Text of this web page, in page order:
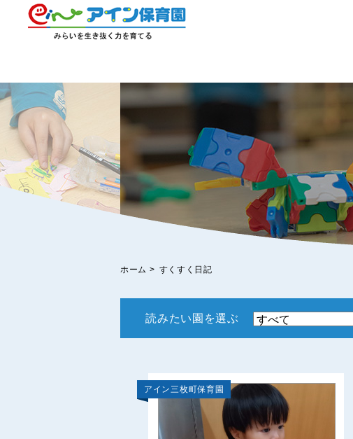
ホーム > すくすく日記
読みたい園を選ぶ
アイン三枚町保育園